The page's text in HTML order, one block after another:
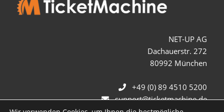
NET-UP AG
Dachauerstr. 272
80992 München
+49 (0) 89 4510 5200
support@ticketmachine.de